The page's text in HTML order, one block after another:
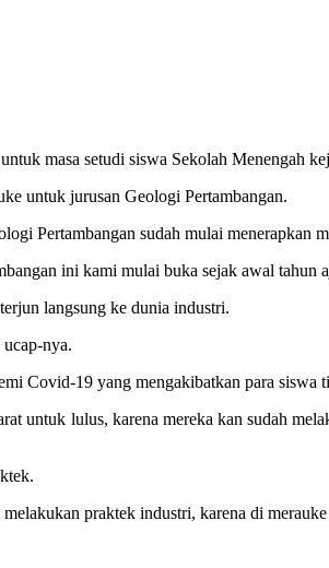
masa setudi siswa Sekolah Menengah
untuk jurusan Geologi Pertambangan.
Pertambangan sudah mulai menerapkan
ini kami mulai buka sejak awal
langsung ke dunia industri.
nya.
Covid-19 yang mengakibatkan para siswa
untuk lulus, karena mereka kan sudah
praktek industri, karena di